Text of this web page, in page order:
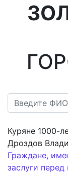
Куряне 1000-
Дроздов
Граждане,
заслуги